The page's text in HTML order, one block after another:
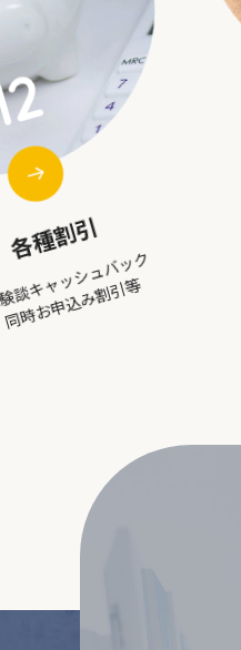
価格保証
安い他社商品があれば
以下に致します。